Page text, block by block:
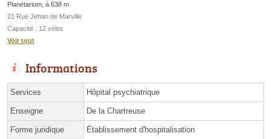
Planétarium, à 638 m
21 Rue Jehan de Marville
Capacité : 12 vélos
Voir tout
Informations
Services Hôpital psychiatrique
Enseigne De la Chartreuse
Forme juridique Établissement d'hospitalisation